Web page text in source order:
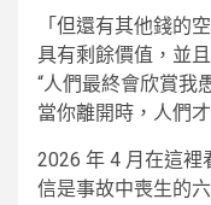
「但還有其他錢的
具有剩餘價值，並
“人們最終會欣賞我
當你離開時，人們
2026 年 4 月在這裡
信是事故中喪生的